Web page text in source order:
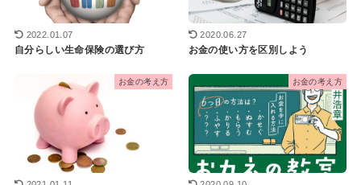
2022.01.07
自分らしい生命保険の選び方
2020.06.27
お金の使い方を区別しよう
お金の考え方 お金の考え方